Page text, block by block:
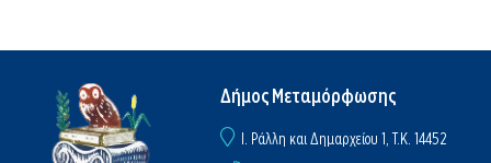
Δήμος Μεταμόρφωσης
I. Ράλλη και Δημαρχείου 1, Τ.Κ. 14452